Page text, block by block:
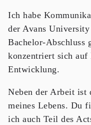
Ich habe
der Avans
Bachelor-Abschluss
konzentriert sich auf
Entwicklung.
Neben der Arbeit
meines Lebens. Du
ich auch Teil des